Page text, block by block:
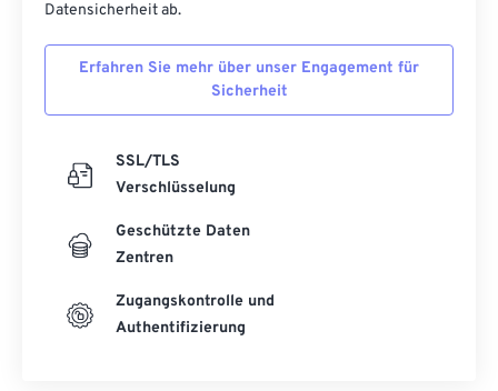
Datensicherheit ab.
Erfahren Sie mehr über unser Engagement für
Sicherheit
SSL/TLS
Verschlüsselung
Geschützte Daten
Zentren
Zugangskontrolle und
Authentifizierung